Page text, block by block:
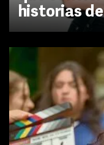
historias